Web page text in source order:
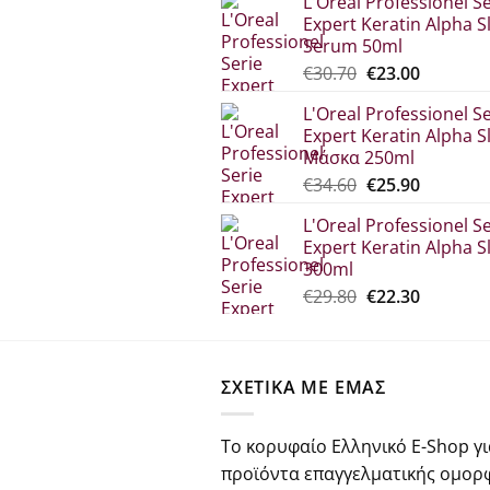
was:
€44.80.
τιμή
είναι:
Expert Keratin Alpha
Serum 50ml
€30.70 Original
was:
€30.70.
€23.00Η
τιμή
είναι:
L'Oreal Professionel
Expert Keratin Alpha
Μάσκα 250ml
€34.60 Original
was:
€34.60.
€25.90Η
τιμή
είναι:
L'Oreal Professionel
Expert Keratin Alpha
300ml
€29.80 Original
€22.30Η
ΣΧΕΤΙΚΑ ΜΕ ΕΜΑΣ
Το κορυφαίο Ελληνικό E-Shop
προϊόντα επαγγελματικής